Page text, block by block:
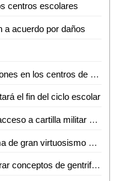
centros escolares
a acuerdo por daños
Gobierno estatal arranca inscripciones en los centros de desarrollo infantil
el fin del ciclo escolar
Ayuntamiento de Soledad facilita acceso a cartilla militar con jornadas en planteles educativos
La OSSLP presentará un programa de gran virtuosismo y tradición musical en el teatro de la paz
Aprobadas reformas para incorporar conceptos de gentrificación y vivienda asequible